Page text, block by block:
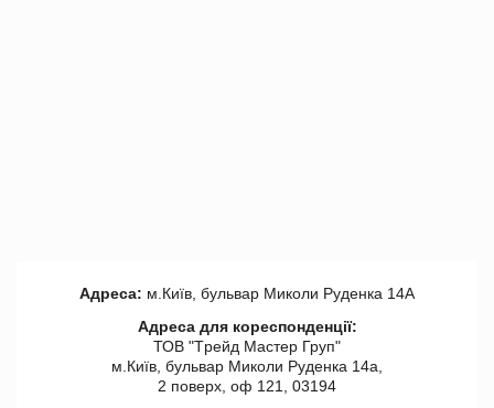
Адреса: м.Київ, бульвар Миколи Руденка 14А
Адреса для кореспонденції:
ТОВ "Tрейд Мастер Груп"
м.Київ, бульвар Миколи Руденка 14а,
2 поверх, оф 121, 03194